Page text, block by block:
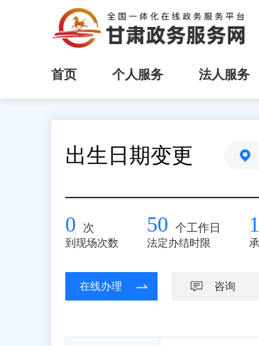
首页 个人服务 法人服务
出生日期变更
0 次
到现场次数
50 个工作日
法定办结时限
1
在线办理 咨询